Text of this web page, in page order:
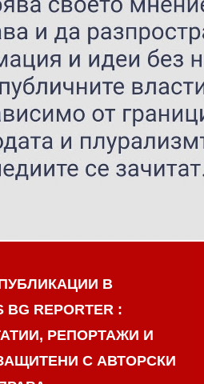
В
BG REPORTER :
РЕПОРТАЖИ И
С АВТОРСКИ